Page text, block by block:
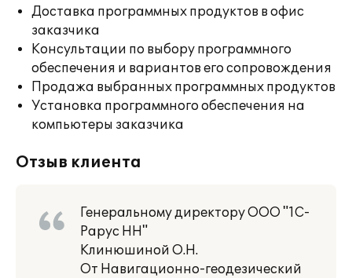
Доставка программных продуктов в офис
заказчика
Консультации по выбору программного
обеспечения и вариантов его сопровождения
Продажа выбранных программных продуктов
Установка программного обеспечения на
компьютеры заказчика
Отзыв клиента
Генеральному директору ООО "1С-
Рарус НН"
Клинюшиной О.Н.
От Навигационно-геодезический